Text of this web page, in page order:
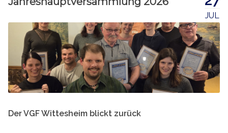
JUL
Der VGF Wittesheim blickt zurück